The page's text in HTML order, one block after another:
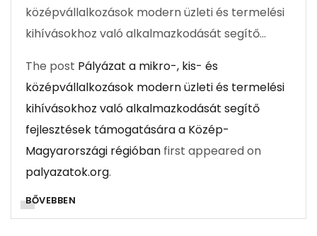
középvállalkozások modern üzleti és termelési
kihívásokhoz való alkalmazkodását segítő…
The post Pályázat a mikro-, kis- és
középvállalkozások modern üzleti és termelési
kihívásokhoz való alkalmazkodását segítő
fejlesztések támogatására a Közép-
Magyarországi régióban first appeared on
palyazatok.org.
BŐVEBBEN